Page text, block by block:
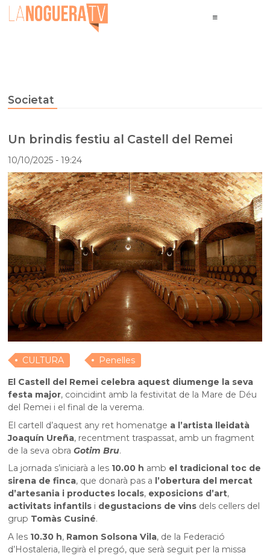
Societat
Un brindis festiu al Castell del Remei
10/10/2025- 19:24
CULTURA
Penelles
El Castell del Remei celebra aquest diumenge la seva
festa major, coincidint amb la festivitat de la Mare de Déu
del Remei i el final de la verema.
El cartell d’aquest any ret homenatge a l’artista lleidatà
Joaquín Ureña, recentment traspassat, amb un fragment
de la seva obraGotim Bru.
La jornada s’iniciarà a les 10.00 h amb el tradicional toc de
sirena de finca, que donarà pas a l’obertura del mercat
d’artesania i productes locals, exposicions d’art,
activitats infantils i degustacions de vins dels cellers del
grup Tomàs Cusiné.
A les 10.30 h, Ramon Solsona Vila, de la Federació
d’Hostaleria, llegirà el pregó, que serà seguit per la missa